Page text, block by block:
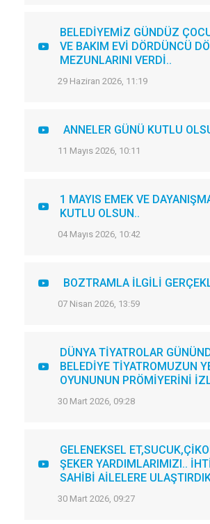
BELEDİYEMİZ GÜNDÜZ
VE BAKIM EVİ DÖRDÜNCÜ
MEZUNLARINI VERDİ..
29 Haziran 2026, 11:19
ANNELER GÜNÜ KUTLU
11 Mayıs 2026, 10:11
1 MAYIS EMEK VE
KUTLU OLSUN..
04 Mayıs 2026, 10:42
BOZTRAMLA İLGİLİ
07 Nisan 2026, 13:59
DÜNYA TİYATROLAR
BELEDİYE TİYATROMUZUN
OYUNUNUN PRÖMİYERİNİ
30 Mart 2026, 09:28
GELENEKSEL
ŞEKER YARDIMLARIMIZI..
SAHİBİ AİLELERE
30 Mart 2026, 09:27